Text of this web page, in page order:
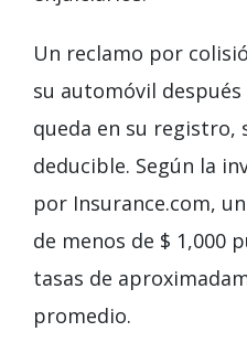
Un reclamo por
su automóvil
queda en su registro,
deducible. Según la
por Insurance.com,
de menos de $ 1,000
tasas de
promedio.